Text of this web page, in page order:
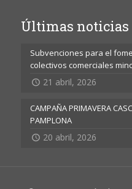
Últimas noticias
Subvenciones para el
colectivos comerciales
21 abril, 2026
CAMPAÑA PRIMAVERA
PAMPLONA
20 abril, 2026